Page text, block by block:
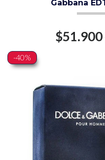
Gabbana
$51.900
-40%